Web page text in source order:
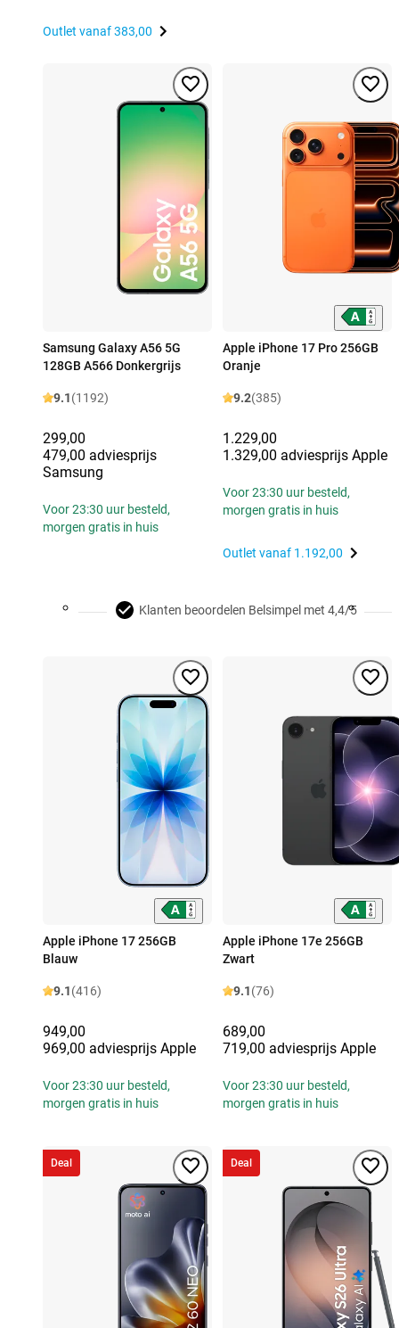
Outlet vanaf383,00
Samsung Galaxy A56 5G
128GB A566 Donkergrijs
9.1(1192)
299,00
479,00 adviesprijs
Samsung
Voor 23:30 uur besteld,
morgen gratis in huis
Apple iPhone 17 Pro 256GB
Oranje
9.2(385)
1.229,00
1.329,00 adviesprijs Apple
Voor 23:30 uur besteld,
morgen gratis in huis
Outlet vanaf 1.192,00
Klanten beoordelen Belsimpel met 4,4/5
Apple iPhone 17 256GB
Blauw
9.1(416)
949,00
969,00 adviesprijs Apple
Voor 23:30 uur besteld,
morgen gratis in huis
Apple iPhone 17e 256GB
Zwart
9.1(76)
689,00
719,00 adviesprijs Apple
Voor 23:30 uur besteld,
morgen gratis in huis
Deal Deal